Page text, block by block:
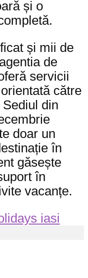
și o
și mii de
de
servicii
către
din
doar un
în
găsește
în
vacanțe.
iasi